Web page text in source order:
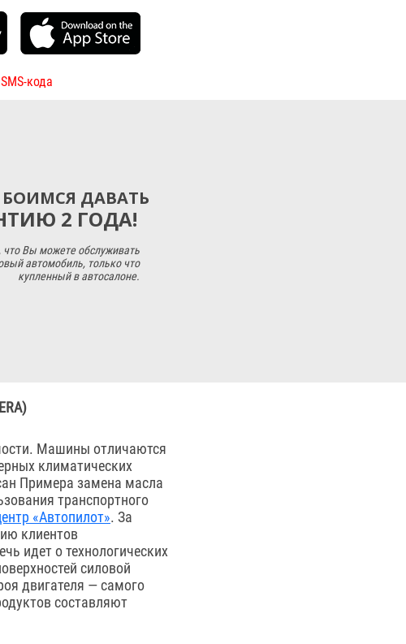
кода
ДАВАТЬ
2 ГОДА!
что Вы можете обслуживать
автомобиль, только что
купленный в автосалоне.
Машины отличаются
климатических
Примера замена масла
транспортного
«Автопилот». За
клиентов
идет о технологических
силовой
двигателя — самого
составляют